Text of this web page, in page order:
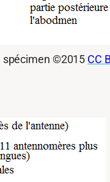
spécimen ©2015 CC